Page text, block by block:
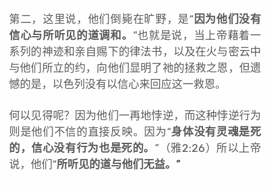
第二，这里说，他们倒毙在旷野，是“ 因为他们没有
信心与所听见的道调和。 ”也就是说，当上帝藉着一
系列的神迹和亲自赐下的律法书，以及在火与密云中
与他们所立的约，向他们显明了祂的拯救之恩，但遗
憾的是，以色列没有以信心来回应这一救恩。
何以见得呢？因为他们一再地悖逆，而这种悖逆行为
则是他们不信的直接反映。因为“身体没有灵魂是死
的，信心没有行为也是死的。 ”（雅2:26）所以上帝
说，他们“所听见的道与他们无益。”